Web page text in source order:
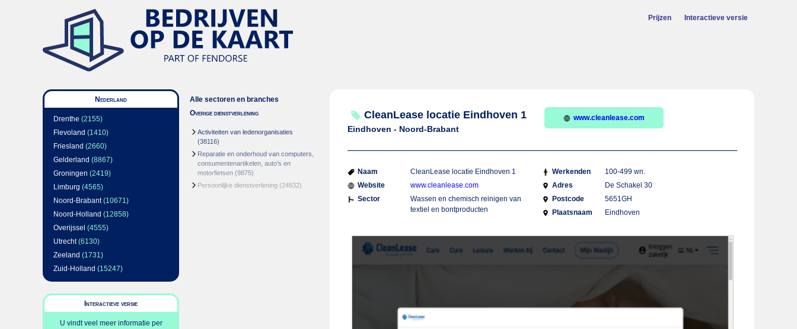
Prijzen Interactieve versie
Nederland
Drenthe (2155)
Flevoland (1410)
Friesland (2660)
Gelderland (8867)
Groningen (2419)
Limburg (4565)
Noord-Brabant(10671)
Noord-Holland (12858)
Overijssel (4555)
Utrecht(6130)
Zeeland (1731)
Zuid-Holland (15247)
Interactieve versie
U vindt veel meer informatie per
Alle sectoren en branches
Overige dienstverlening
Activiteiten van ledenorganisaties
(38116)
Reparatie en onderhoud van computers,
consumentenartikelen, auto’s en
motorfietsen (9875)
Persoonlijke dienstverlening (24832)
CleanLease locatie Eindhoven 1
Eindhoven - Noord-Brabant
www.cleanlease.com
Naam
CleanLease locatie Eindhoven 1
Website
www.cleanlease.com
Sector
Wassen en chemisch reinigen van
textiel en bontproducten
Werkenden
100-499 wn.
Adres
De Schakel 30
Postcode
5651GH
Plaatsnaam
Eindhoven